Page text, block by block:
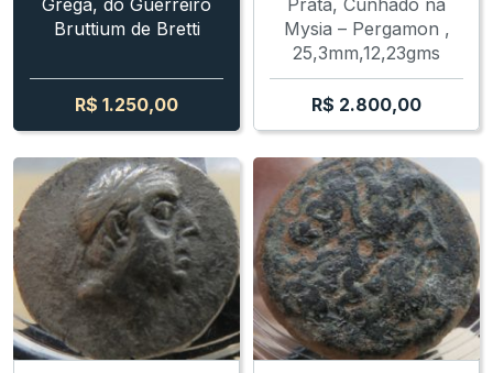
Bruttium de Bretti
R$ 1.250,00
Mysia – Pergamon ,
25,3mm,12,23gms
R$ 2.800,00